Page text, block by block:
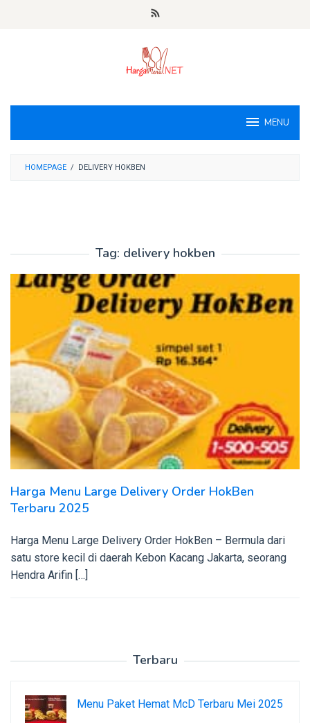
MENU
HOMEPAGE / DELIVERY HOKBEN
Tag: delivery hokben
Harga Menu Large Delivery Order HokBen
Terbaru 2025
Harga Menu Large Delivery Order HokBen – Bermula dari
satu store kecil di daerah Kebon Kacang Jakarta, seorang
Hendra Arifin […]
Terbaru
Menu Paket Hemat McD Terbaru Mei 2025